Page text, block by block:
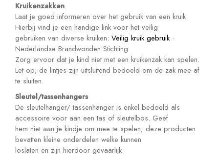
Kruikenzakken
Laat je goed informeren over het gebruik van een kruik.
Hierbij vind je een handige link voor het veilig
gebruiken van diverse kruiken:Veilig kruik gebruik ·
Nederlandse Brandwonden Stichting
Zorg ervoor dat je kind niet met een kruikenzak kan spelen.
Let op; de lintjes zijn uitsluitend bedoeld om de zak mee af
te sluiten.
Sleutel/tassenhangers
De sleutelhanger/ tassenhanger is enkel bedoeld als
accessoire voor aan een tas of sleutelbos. Geef
hem niet aan je kindje om mee te spelen, deze producten
bevatten kleine onderdelen welke kunnen
loslaten en zijn hierdoor gevaarlijk.